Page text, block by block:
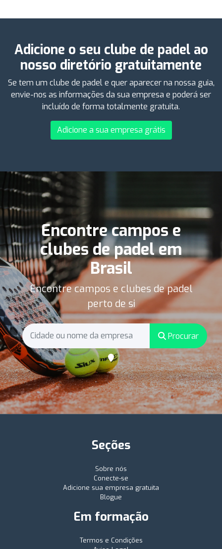
Adicione o seu clube de padel ao
nosso diretório gratuitamente
Se tem um clube de padel e quer aparecer na nossa guia,
envie-nos as informações da sua empresa e poderá ser
incluído de forma totalmente gratuita.
Adicione a sua empresa grátis
Encontre campos e
clubes de padel em
Brasil
Encontre campos e clubes de padel
perto de si
Procurar
Seções
Sobre nós
Conecte-se
Adicione sua empresa gratuita
Blogue
Em formação
Termos e Condições